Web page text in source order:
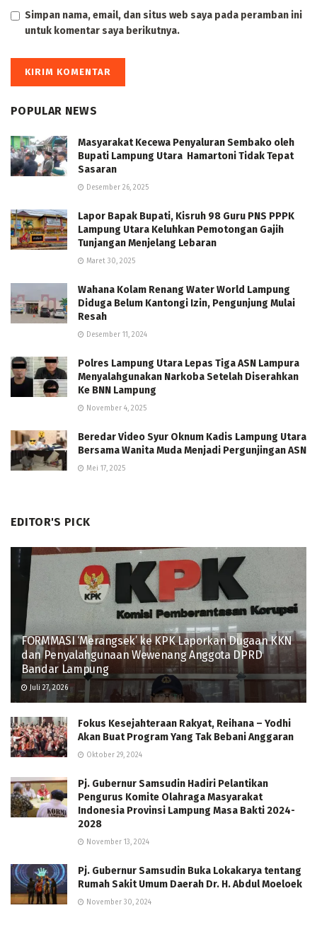
Simpan nama, email, dan situs web saya pada peramban ini
untuk komentar saya berikutnya.
POPULAR NEWS
Masyarakat Kecewa Penyaluran Sembako oleh
Bupati Lampung Utara Hamartoni Tidak Tepat
Sasaran
Desember 26, 2025
Lapor Bapak Bupati, Kisruh 98 Guru PNS PPPK
Lampung Utara Keluhkan Pemotongan Gajih
Tunjangan Menjelang Lebaran
Maret 30, 2025
Wahana Kolam Renang Water World Lampung
Diduga Belum Kantongi Izin, Pengunjung Mulai
Resah
Desember 11, 2024
Polres Lampung Utara Lepas Tiga ASN Lampura
Menyalahgunakan Narkoba Setelah Diserahkan
Ke BNN Lampung
November 4, 2025
Beredar Video Syur Oknum Kadis Lampung Utara
Bersama Wanita Muda Menjadi Pergunjingan ASN
Mei 17, 2025
EDITOR'S PICK
FORMMASI ‘Merangsek’ ke KPK Laporkan Dugaan KKN
dan Penyalahgunaan Wewenang Anggota DPRD
Bandar Lampung
Juli 27, 2026
Fokus Kesejahteraan Rakyat, Reihana – Yodhi
Akan Buat Program Yang Tak Bebani Anggaran
Oktober 29, 2024
Pj. Gubernur Samsudin Hadiri Pelantikan
Pengurus Komite Olahraga Masyarakat
Indonesia Provinsi Lampung Masa Bakti 2024-
2028
November 13, 2024
Pj. Gubernur Samsudin Buka Lokakarya tentang
Rumah Sakit Umum Daerah Dr. H. Abdul Moeloek
November 30, 2024